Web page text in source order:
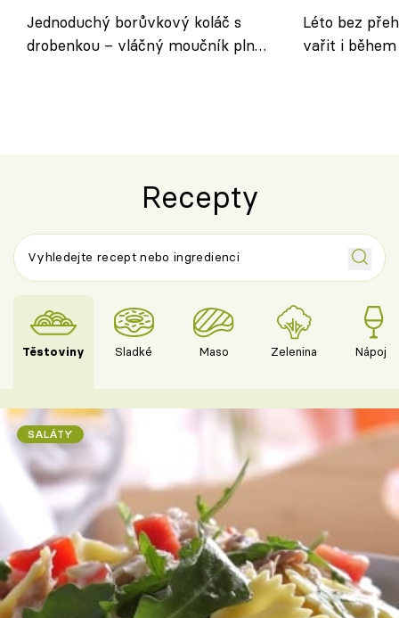
Jednoduchý borůvkový koláč s
drobenkou – vláčný moučník plný
Léto bez
vařit i
Recepty
Těstoviny Sladké Maso Zelenina Nápoje
SALÁTY